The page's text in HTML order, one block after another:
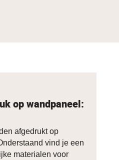
op wandpaneel:
afgedrukt op
vind je een
materialen voor